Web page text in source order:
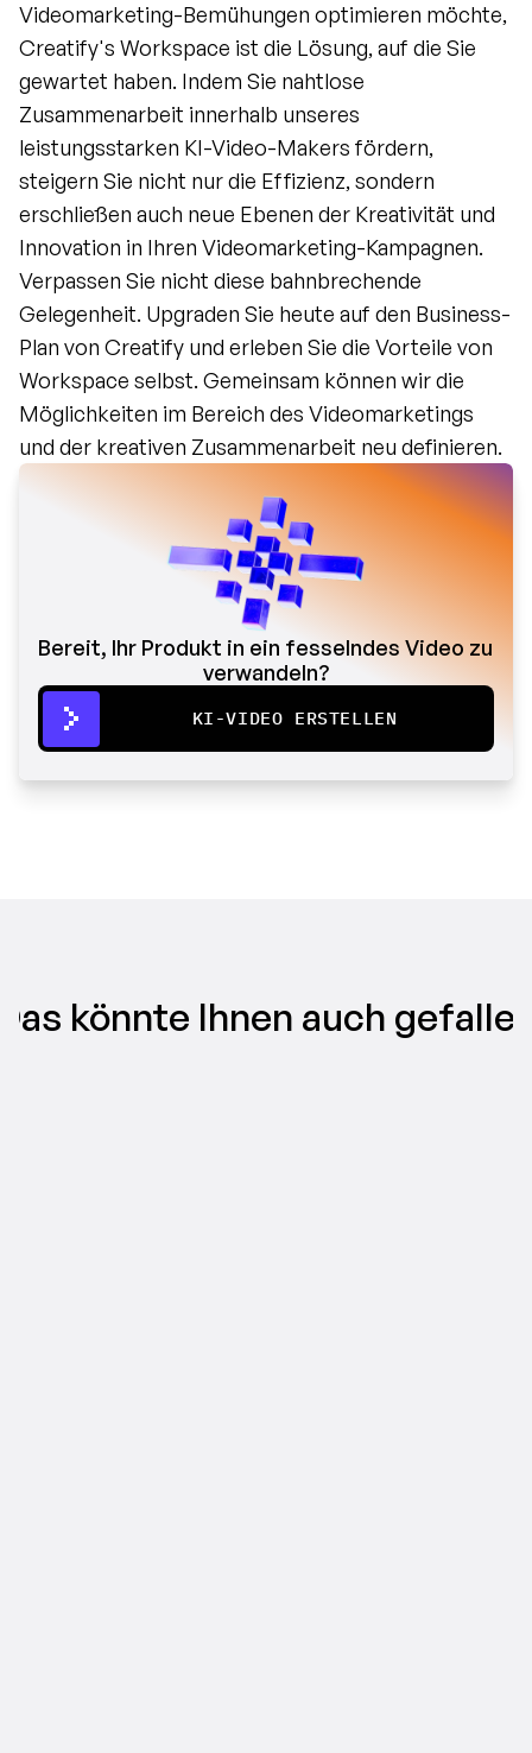
Videomarketing-Bemühungen optimieren möchte,
Creatify's Workspace ist die Lösung, auf die Sie
gewartet haben. Indem Sie nahtlose
Zusammenarbeit innerhalb unseres
leistungsstarken KI-Video-Makers fördern,
steigern Sie nicht nur die Effizienz, sondern
erschließen auch neue Ebenen der Kreativität und
Innovation in Ihren Videomarketing-Kampagnen.
Verpassen Sie nicht diese bahnbrechende
Gelegenheit. Upgraden Sie heute auf den Business-
Plan von Creatify und erleben Sie die Vorteile von
Workspace selbst. Gemeinsam können wir die
Möglichkeiten im Bereich des Videomarketings
und der kreativen Zusammenarbeit neu definieren.
Bereit, Ihr Produkt in ein fesselndes Video zu
verwandeln?
KI-VIDEO ERSTELLEN
könnte Ihnen auch